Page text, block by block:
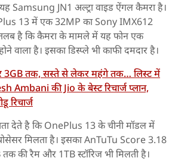
Samsung JN1 अल्ट्रा वाइड ऐंगल कैमरा है।
13 में एक 32MP का Sony IMX612
है कि कैमरा के मामले में यह फोन एक
वाला है। इसका डिस्प्ले भी काफी दमदार है।
3GB तक, सस्ते से लेकर महंगे तक… लिस्ट में
Ambani की Jio के बेस्ट रिचार्ज प्लान,
रिचार्ज
देते है कि OnePlus 13 के चीनी मॉडल में
मिलता है। इसका AnTuTu Score 3.18
की रैम और 1TB स्टॉरिज भी मिलती है।